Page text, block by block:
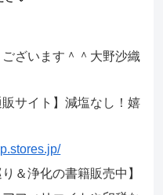
ざいます＾＾大野沙織
販サイト】減塩なし！嬉
＆浄化の書籍販売中】